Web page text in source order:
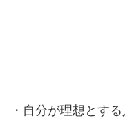
・自分が理想とす